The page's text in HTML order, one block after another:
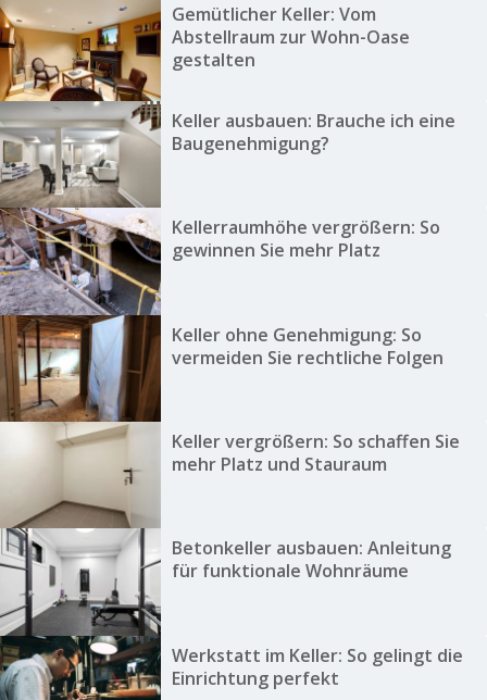
Gemütlicher Keller: Vom
Abstellraum zur Wohn-Oase
gestalten
Keller ausbauen: Brauche ich eine
Baugenehmigung?
Kellerraumhöhe vergrößern: So
gewinnen Sie mehr Platz
Keller ohne Genehmigung: So
vermeiden Sie rechtliche Folgen
Keller vergrößern: So schaffen Sie
mehr Platz und Stauraum
Betonkeller ausbauen: Anleitung
für funktionale Wohnräume
Werkstatt im Keller: So gelingt die
Einrichtung perfekt